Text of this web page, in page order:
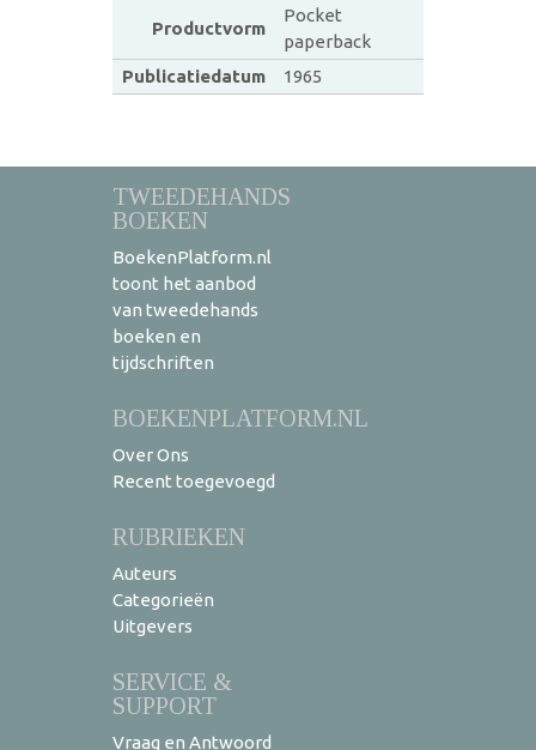
Productvorm
Pocket
paperback
Publicatiedatum
1965
TWEEDEHANDS
BOEKEN
BoekenPlatform.nl
toont het aanbod
van tweedehands
boeken en
tijdschriften
BOEKENPLATFORM.NL
Over Ons
Recent toegevoegd
RUBRIEKEN
Auteurs
Categorieën
Uitgevers
SERVICE &
SUPPORT
Vraag en Antwoord